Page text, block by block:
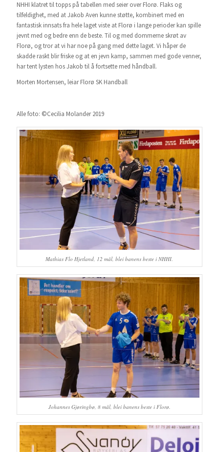
NHHI klatret til topps på tabellen med seier over Florø. Flaks og
tilfeldighet, med at Jakob Aven kunne støtte, kombinert med en
fantastisk innsats fra hele laget viste at Florø i lange perioder kan spille
jevnt med og bedre enn de beste. Til og med dommerne skrøt av
Florø, og tror at vi har noe på gang med dette laget. Vi håper de
skadde raskt blir friske og at en jevn kamp, sammen med gode venner,
har tent lysten hos Jakob til å fortsette med håndball.
Morten Mortensen, leiar Florø SK Handball
Alle foto: ©Cecilia Molander 2019
Mathias Flo Hjetland, 12 mål, blei banens beste i NHHI.
Johannes Gjøringbø, 8 mål, blei banens beste i Florø.